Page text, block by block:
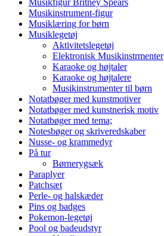
Musikinstrument-figur
Musiklæring for børn
Musiklegetøj
Aktivitetslegetøj
Elektronisk Musikinstrmenter
Karaoke og højtaler
Karaoke og højtalere
Musikinstrumenter til børn
Notatbøger med kunstmotiver
Notatbøger med kunstnerisk motiv
Notatbøger med tema;
Notesbøger og skriveredskaber
Nusse- og krammedyr
På tur
Børnerygsæk
Paraplyer
Patchsæt
Perle- og halskæder
Pins og badges
Pokemon-legetøj
Pool og badeudstyr